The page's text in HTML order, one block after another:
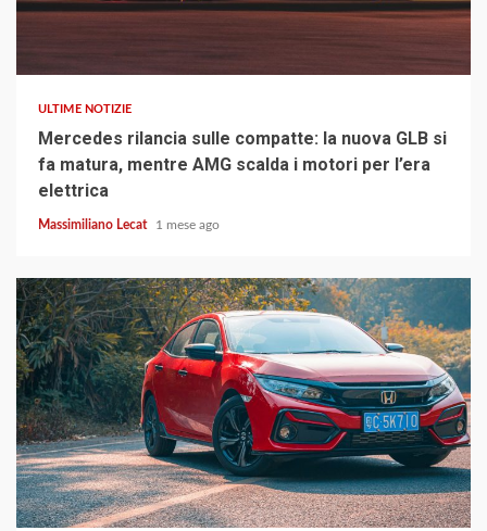
ULTIME NOTIZIE
Mercedes rilancia sulle compatte: la nuova GLB si
fa matura, mentre AMG scalda i motori per l’era
elettrica
Massimiliano Lecat 1 mese ago
4 min read